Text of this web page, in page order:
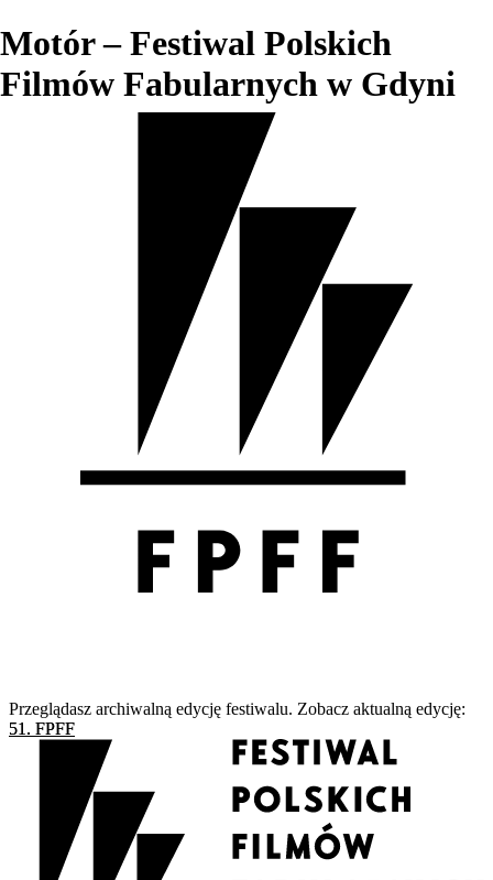
Motór – Festiwal Polskich
Filmów Fabularnych w Gdyni
Przeglądasz archiwalną edycję festiwalu. Zobacz aktualną edycję:
51. FPFF